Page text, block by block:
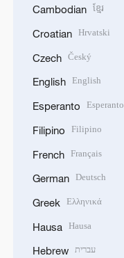
Cambodian ខ្មែរ
Croatian Hrvatski
Czech Český
English English
Esperanto Esperanto
Filipino Filipino
French Français
German Deutsch
Greek Ελληνικά
Hausa Hausa
Hebrew עברית